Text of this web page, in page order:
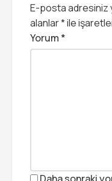
E-posta adresiniz
alanlar*ile
Yorum *